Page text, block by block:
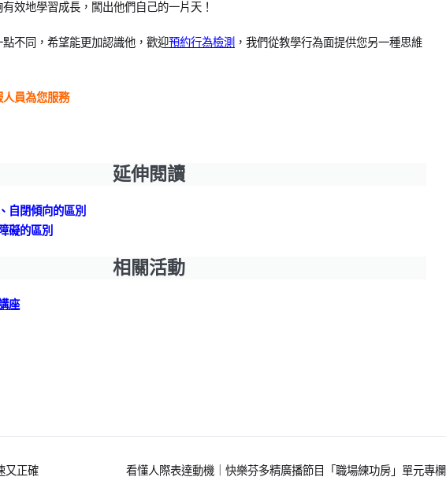
效地學習成長，闖出他們自己的一片天！
不同，希望能更加認識他，歡迎預約行為檢測 ，我們從教學行為面提供您另一種思維
員為您服務
延伸閱讀
自閉傾向的區別
礙的區別
相關活動
座
又正確 看懂人際表達動機｜快樂芬多精廣播節目「職場練功房」單元專欄